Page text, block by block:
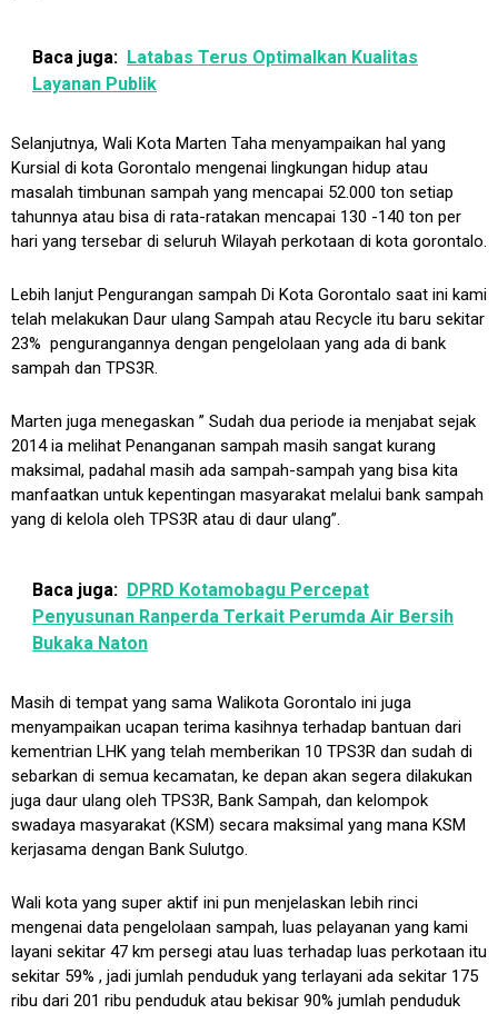
Baca juga: Latabas Terus Optimalkan Kualitas
Layanan Publik
Selanjutnya, Wali Kota Marten Taha menyampaikan hal yang
Kursial di kota Gorontalo mengenai lingkungan hidup atau
masalah timbunan sampah yang mencapai 52.000 ton setiap
tahunnya atau bisa di rata-ratakan mencapai 130 -140 ton per
hari yang tersebar di seluruh Wilayah perkotaan di kota gorontalo.
Lebih lanjut Pengurangan sampah Di Kota Gorontalo saat ini kami
telah melakukan Daur ulang Sampah atau Recycle itu baru sekitar
23% pengurangannya dengan pengelolaan yang ada di bank
sampah dan TPS3R.
Marten juga menegaskan ” Sudah dua periode ia menjabat sejak
2014 ia melihat Penanganan sampah masih sangat kurang
maksimal, padahal masih ada sampah-sampah yang bisa kita
manfaatkan untuk kepentingan masyarakat melalui bank sampah
yang di kelola oleh TPS3R atau di daur ulang”.
Baca juga: DPRD Kotamobagu Percepat
Penyusunan Ranperda Terkait Perumda Air Bersih
Bukaka Naton
Masih di tempat yang sama Walikota Gorontalo ini juga
menyampaikan ucapan terima kasihnya terhadap bantuan dari
kementrian LHK yang telah memberikan 10 TPS3R dan sudah di
sebarkan di semua kecamatan, ke depan akan segera dilakukan
juga daur ulang oleh TPS3R, Bank Sampah, dan kelompok
swadaya masyarakat (KSM) secara maksimal yang mana KSM
kerjasama dengan Bank Sulutgo.
Wali kota yang super aktif ini pun menjelaskan lebih rinci
mengenai data pengelolaan sampah, luas pelayanan yang kami
layani sekitar 47 km persegi atau luas terhadap luas perkotaan itu
sekitar 59% , jadi jumlah penduduk yang terlayani ada sekitar 175
ribu dari 201 ribu penduduk atau bekisar 90% jumlah penduduk